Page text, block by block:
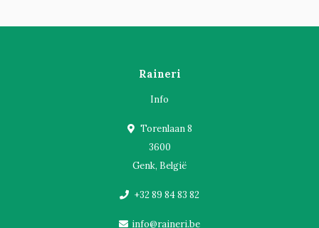
Raineri
Info
Torenlaan 8
3600
Genk, België
+32 89 84 83 82
info@raineri.be